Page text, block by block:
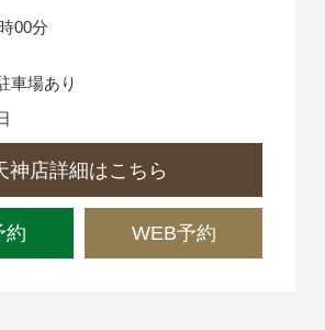
00分
車場あり
神店詳細はこちら
約 WEB予約